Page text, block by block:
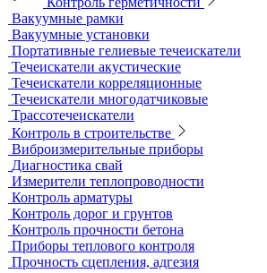
Образцы для толщинометрии
Трибометры
Контроль чистоты поверхности
Оборудование для физических
Датчики к толщиномерам покрытий
Абразиометры
Блескомеры, колориметры
Контроль герметичности
Вакуумные рамки
Вакуумные установки
Портативные гелиевые течеискатели
Течеискатели акустические